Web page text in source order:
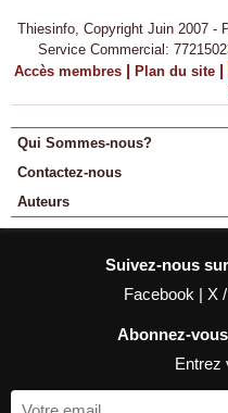
Thiesinfo, Copyright Juin 2007 -
Service Commercial:
Accès membres | Plan du site |
Qui Sommes-nous?
Contactez-nous
Auteurs
Suivez-nous
Facebook | X
Abonnez-
Entrez